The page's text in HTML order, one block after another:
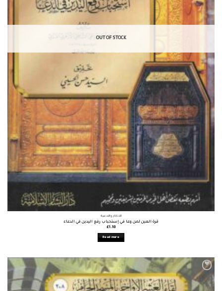
OUT OF STOCK
الأذكار والأدعية
قرة العين لمن وعا في إستحباب رفع اليدين في الدعاء
£1.18
Read more